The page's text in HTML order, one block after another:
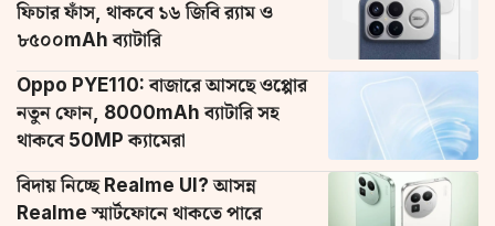
ফিচার ফাঁস, থাকবে ১৬ জিবি র‌্যাম ও
৮৫০০mAh ব্যাটারি
Oppo PYE110: বাজারে আসছে ওপ্পোর
নতুন ফোন, 8000mAh ব্যাটারি সহ
থাকবে 50MP ক্যামেরা
বিদায় নিচ্ছে Realme UI? আসন্ন
Realme স্মার্টফোনে থাকতে পারে